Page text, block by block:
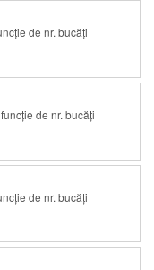
de nr. bucăți
de nr. bucăți
de nr. bucăți